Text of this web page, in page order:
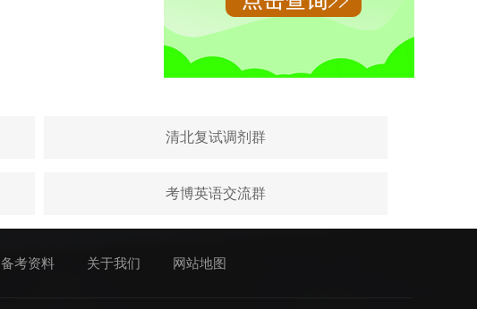
清北复试调剂群
考博英语交流群
备考资料 关于我们 网站地图